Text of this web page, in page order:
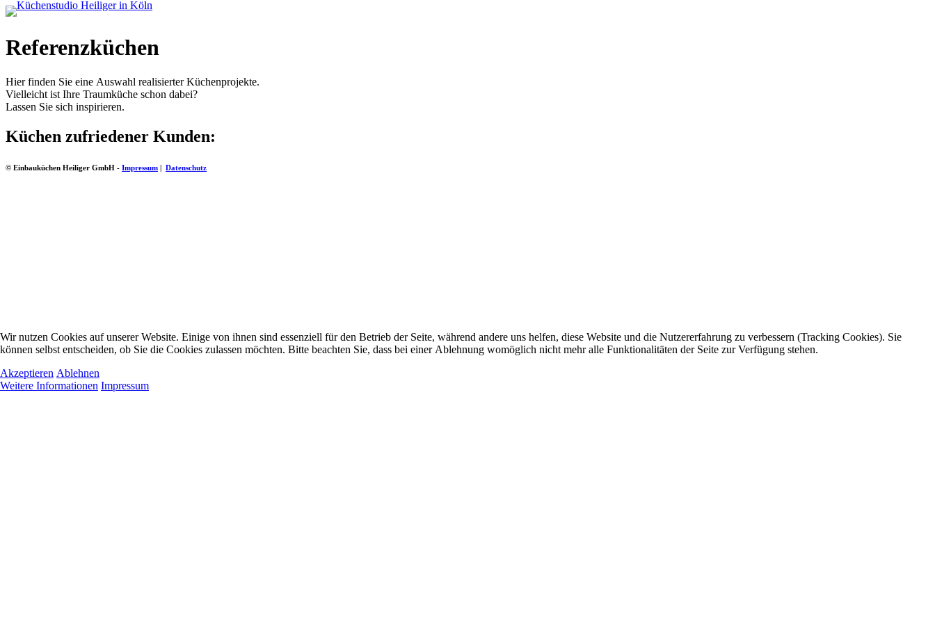
Referenzküchen
Hier finden Sie eine Auswahl realisierter Küchenprojekte.
Vielleicht ist Ihre Traumküche schon dabei?
Lassen Sie sich inspirieren.
Küchen zufriedener Kunden:
© Einbauküchen Heiliger GmbH - Impressum | Datenschutz
Wir nutzen Cookies auf unserer Website. Einige von ihnen sind essenziell für den Betrieb der Seite, während andere uns helfen, diese Website und die Nutzererfahrung zu verbessern (Tracking Cookies). Sie
können selbst entscheiden, ob Sie die Cookies zulassen möchten. Bitte beachten Sie, dass bei einer Ablehnung womöglich nicht mehr alle Funktionalitäten der Seite zur Verfügung stehen.
Akzeptieren Ablehnen
Weitere Informationen Impressum